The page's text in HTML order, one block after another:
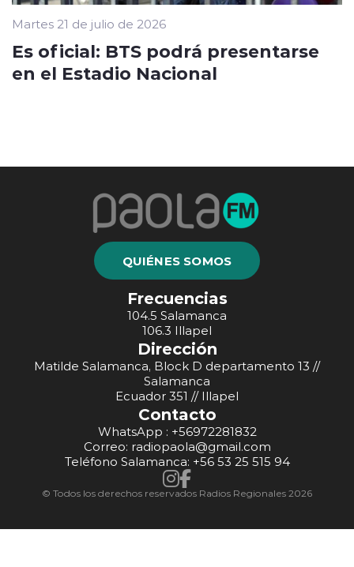
Martes 21 de julio de 2026
Es oficial: BTS podrá presentarse
en el Estadio Nacional
QUIÉNES SOMOS
Frecuencias
104.5 Salamanca
106.3 Illapel
Dirección
Matilde Salamanca, Block D departamento 13 //
Salamanca
Ecuador 351 // Illapel
Contacto
WhatsApp : +56972281832
Correo: radiopaola@gmail.com
Teléfono Salamanca: +56 53 25 515 94
© Todos los derechos reservados Radios Regionales 2026